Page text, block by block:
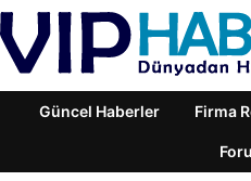
Güncel Haberler Firma